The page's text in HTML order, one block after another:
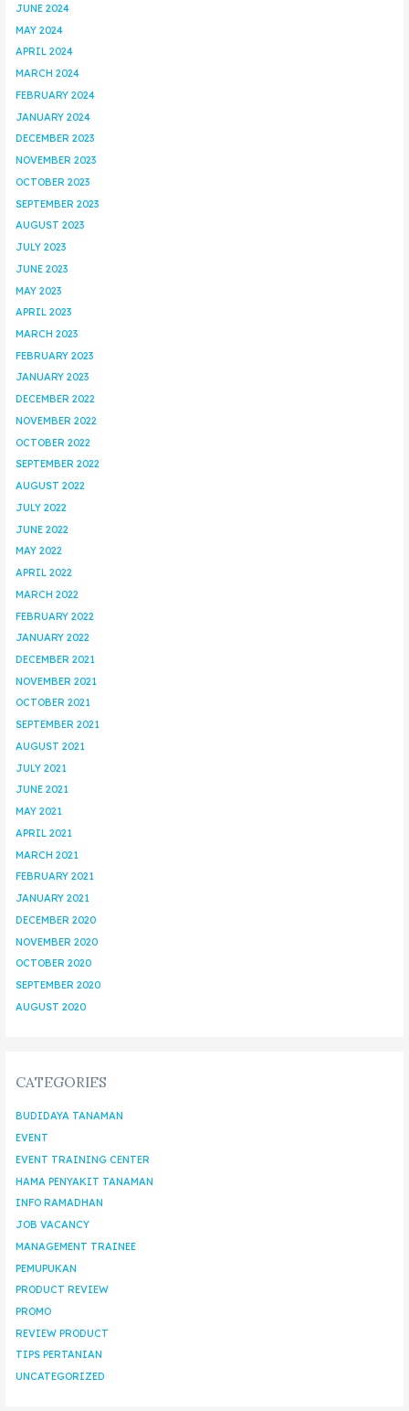
JUNE 2024
MAY 2024
APRIL 2024
MARCH 2024
FEBRUARY 2024
JANUARY 2024
DECEMBER 2023
NOVEMBER 2023
OCTOBER 2023
SEPTEMBER 2023
AUGUST 2023
JULY 2023
JUNE 2023
MAY 2023
APRIL 2023
MARCH 2023
FEBRUARY 2023
JANUARY 2023
DECEMBER 2022
NOVEMBER 2022
OCTOBER 2022
SEPTEMBER 2022
AUGUST 2022
JULY 2022
JUNE 2022
MAY 2022
APRIL 2022
MARCH 2022
FEBRUARY 2022
JANUARY 2022
DECEMBER 2021
NOVEMBER 2021
OCTOBER 2021
SEPTEMBER 2021
AUGUST 2021
JULY 2021
JUNE 2021
MAY 2021
APRIL 2021
MARCH 2021
FEBRUARY 2021
JANUARY 2021
DECEMBER 2020
NOVEMBER 2020
OCTOBER 2020
SEPTEMBER 2020
AUGUST 2020
CATEGORIES
BUDIDAYA TANAMAN
EVENT
EVENT TRAINING CENTER
HAMA PENYAKIT TANAMAN
INFO RAMADHAN
JOB VACANCY
MANAGEMENT TRAINEE
PEMUPUKAN
PRODUCT REVIEW
PROMO
REVIEW PRODUCT
TIPS PERTANIAN
UNCATEGORIZED